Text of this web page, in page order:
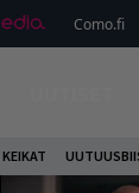
Como.fi
KEIKAT